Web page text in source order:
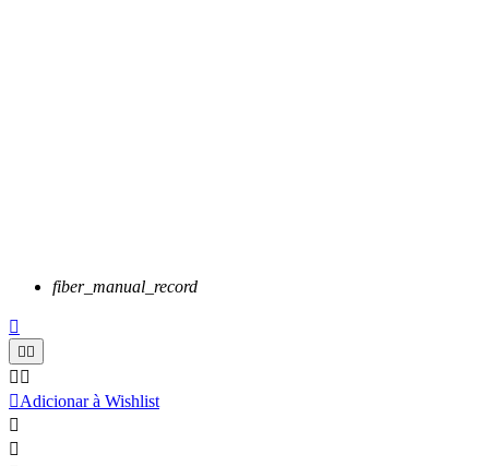
fiber_manual_record

 
 
Adicionar à Wishlist

